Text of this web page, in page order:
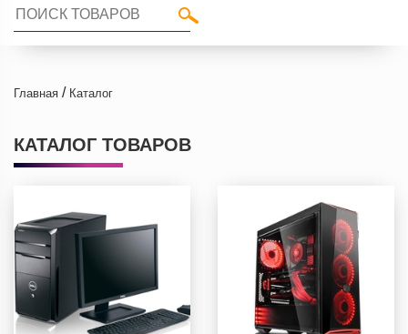
Главная / Каталог
КАТАЛОГ ТОВАРОВ